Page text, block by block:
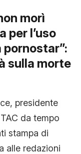
morì
per l’uso
sulla morte
presidente
da tempo
stampa di
alle redazioni